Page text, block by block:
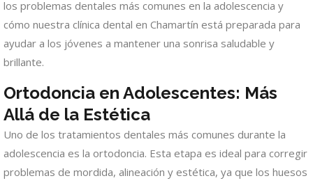
los problemas dentales más comunes en la adolescencia y
cómo nuestra clínica dental en Chamartín está preparada para
ayudar a los jóvenes a mantener una sonrisa saludable y
brillante.
Ortodoncia en Adolescentes: Más
Allá de la Estética
Uno de los tratamientos dentales más comunes durante la
adolescencia es la ortodoncia. Esta etapa es ideal para corregir
problemas de mordida, alineación y estética, ya que los huesos